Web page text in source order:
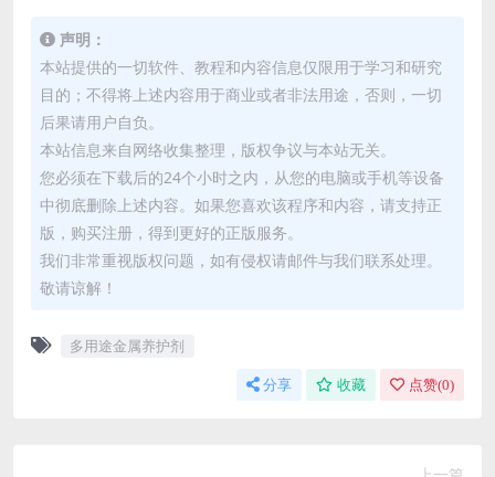
声明：
本站提供的一切软件、教程和内容信息仅限用于学习和研究
目的；不得将上述内容用于商业或者非法用途，否则，一切
后果请用户自负。
本站信息来自网络收集整理，版权争议与本站无关。
您必须在下载后的24个小时之内，从您的电脑或手机等设备
中彻底删除上述内容。如果您喜欢该程序和内容，请支持正
版，购买注册，得到更好的正版服务。
我们非常重视版权问题，如有侵权请邮件与我们联系处理。
敬请谅解！
多用途金属养护剂
分享 收藏 点赞(0)